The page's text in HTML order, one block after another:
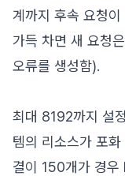
계까지 후속 요청
가득 차면 새 요청
오류를 생성함).
최대 8192까지 설
템의 리소스가 포
결이 150개가 경